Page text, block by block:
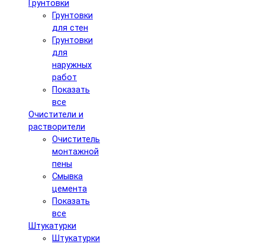
Грунтовки
Грунтовки
для стен
Грунтовки
для
наружных
работ
Показать
все
Очистители и
растворители
Очиститель
монтажной
пены
Смывка
цемента
Показать
все
Штукатурки
Штукатурки